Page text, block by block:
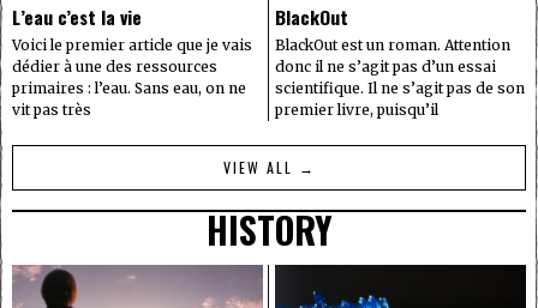
L’eau c’est la vie
Voici le premier article que je vais
dédier à une des ressources
primaires : l’eau. Sans eau, on ne
vit pas très
BlackOut
BlackOut est un roman. Attention
donc il ne s’agit pas d’un essai
scientifique. Il ne s’agit pas de son
premier livre, puisqu’il
VIEW ALL →
HISTORY